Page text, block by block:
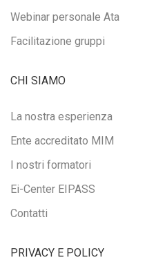
Webinar personale Ata
Facilitazione gruppi
CHI SIAMO
La nostra esperienza
Ente accreditato MIM
I nostri formatori
Ei-Center EIPASS
Contatti
PRIVACY E POLICY